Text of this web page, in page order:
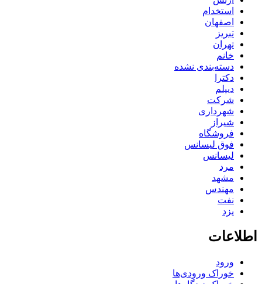
استخدام
اصفهان
تبریز
تهران
خانم
دسته‌بندی نشده
دکترا
دیپلم
شرکت
شهرداری
شیراز
فروشگاه
فوق لیسانس
لیسانس
مرد
مشهد
مهندس
نفت
یزد
اطلاعات
ورود
خوراک ورودی‌ها